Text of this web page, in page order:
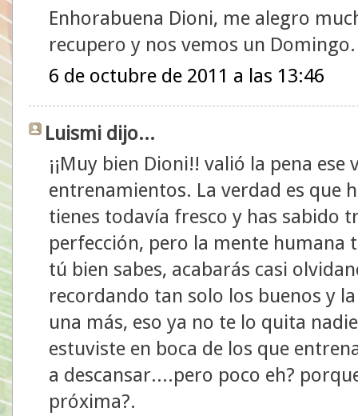
Enhorabuena Dioni, me alegro
recupero y nos vemos un Domingo.
6 de octubre de 2011 a las 13:46
Luismi dijo...
¡¡Muy bien Dioni!! valió la pena
entrenamientos. La verdad es que
tienes todavía fresco y has sabido
perfección, pero la mente humana
tú bien sabes, acabarás casi
recordando tan solo los buenos y
una más, eso ya no te lo quita
estuviste en boca de los que
a descansar....pero poco eh?
próxima?.